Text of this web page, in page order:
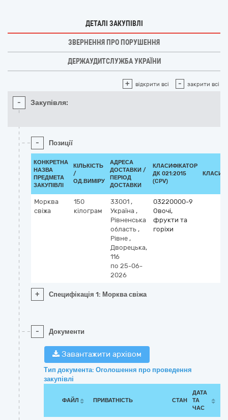
ДЕТАЛІ ЗАКУПІВЛІ
ЗВЕРНЕННЯ ПРО ПОРУШЕННЯ
ДЕРЖАУДИТСЛУЖБА УКРАЇНИ
+ відкрити всі - закрити всі
- Закупівля:
- Позиції
КОНКРЕТНА
НАЗВА
ПРЕДМЕТА
ЗАКУПІВЛІ
КІЛЬКІСТЬ
/
ОД.ВИМІРУ
АДРЕСА
ДОСТАВКИ /
ПЕРІОД
ДОСТАВКИ
КЛАСИФІКАТОР
ДК 021:2015
(CPV)
Морква
свіжа
150
кілограм
33001 ,
Україна ,
Рівненська
область ,
Рівне ,
Дворецька,
116
по 25-06-
2026
03220000-9
Овочі,
фрукти та
горіхи
+ Специфікація 1: Морква свіжа
- Документи
Завантажити архівом
Тип документа: Оголошення про проведення
закупівлі
ФАЙЛ ПРИВАТНІСТЬ СТАН
ДАТА
ТА
ЧАС